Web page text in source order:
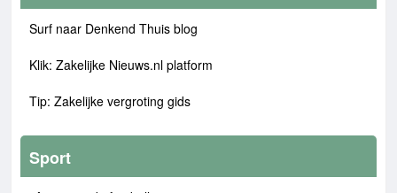
Surf naar Denkend Thuis blog
Klik: Zakelijke Nieuws.nl platform
Tip: Zakelijke vergroting gids
Sport